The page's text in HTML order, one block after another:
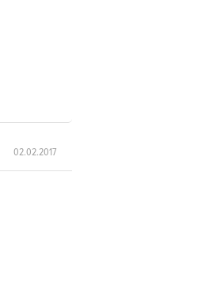
02.02.2017